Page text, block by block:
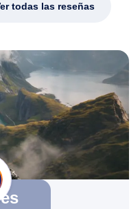
todas las reseñas